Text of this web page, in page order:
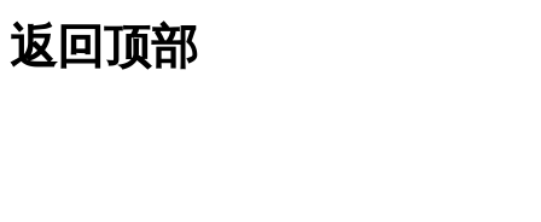
返回顶部